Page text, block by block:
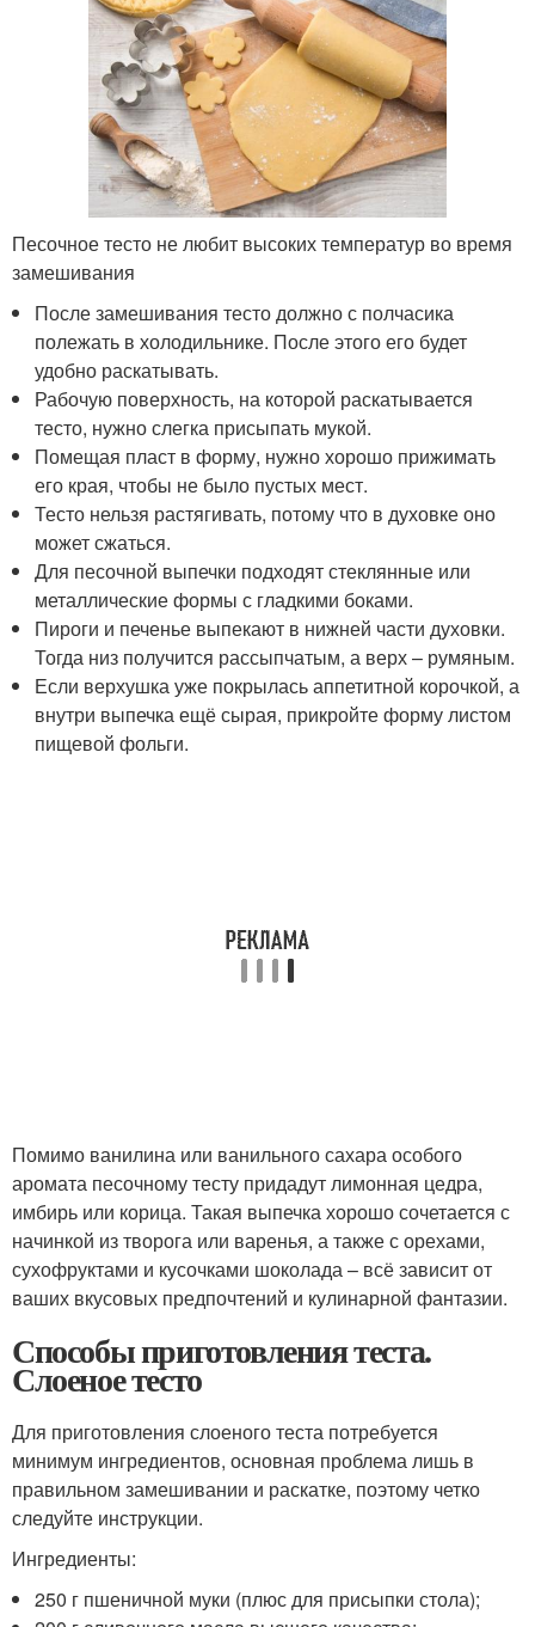
Песочное тесто не любит высоких температур во время
замешивания
После замешивания тесто должно с полчасика
полежать в холодильнике. После этого его будет
удобно раскатывать.
Рабочую поверхность, на которой раскатывается
тесто, нужно слегка присыпать мукой.
Помещая пласт в форму, нужно хорошо прижимать
его края, чтобы не было пустых мест.
Тесто нельзя растягивать, потому что в духовке оно
может сжаться.
Для песочной выпечки подходят стеклянные или
металлические формы с гладкими боками.
Пироги и печенье выпекают в нижней части духовки.
Тогда низ получится рассыпчатым, а верх – румяным.
Если верхушка уже покрылась аппетитной корочкой, а
внутри выпечка ещё сырая, прикройте форму листом
пищевой фольги.
Помимо ванилина или ванильного сахара особого
аромата песочному тесту придадут лимонная цедра,
имбирь или корица. Такая выпечка хорошо сочетается с
начинкой из творога или варенья, а также с орехами,
сухофруктами и кусочками шоколада – всё зависит от
ваших вкусовых предпочтений и кулинарной фантазии.
Способы приготовления теста.
Слоеное тесто
Для приготовления слоеного теста потребуется
минимум ингредиентов, основная проблема лишь в
правильном замешивании и раскатке, поэтому четко
следуйте инструкции.
Ингредиенты:
250 г пшеничной муки (плюс для присыпки стола);